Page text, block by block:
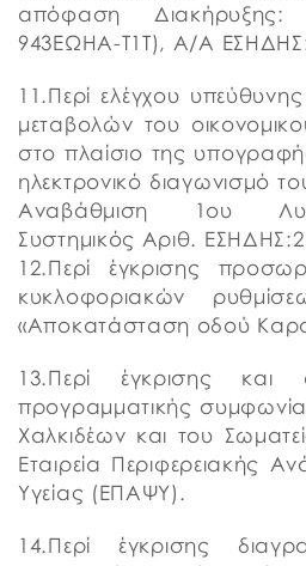
απόφαση
943ΕΩΗΑ-Τ1Τ), Α/Α
11.Περί ελέγχου
μεταβολών του
στο πλαίσιο της
ηλεκτρονικό διαγωνισμό
Αναβάθμιση 1ου
Συστημικός Αριθ.
12.Περί έγκρισης
κυκλοφοριακών
«Αποκατάσταση οδού
13.Περί έγκρισης και
προγραμματικής
Χαλκιδέων και του
Εταιρεία Περιφερειακής
Υγείας (ΕΠΑΨΥ).
14.Περί έγκρισης